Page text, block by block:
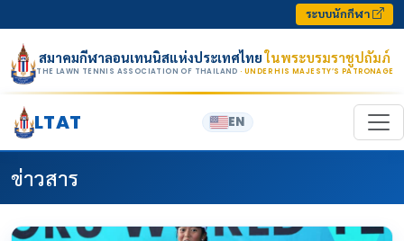
ระบบนักกีฬา
สมาคมกีฬาลอนเทนนิสแห่งประเทศไทยในพระบรมราชูปถัมภ์
THE LAWN TENNIS ASSOCIATION OF THAILAND · UNDER HIS MAJESTY’S PATRONAGE
LTAT EN
ข่าวสาร